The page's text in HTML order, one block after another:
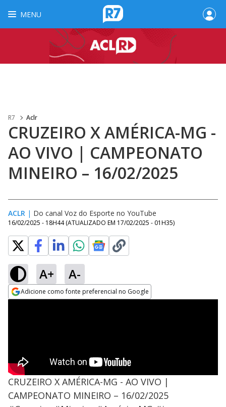
MENU
R7 Aclr
CRUZEIRO X AMÉRICA-MG -
AO VIVO | CAMPEONATO
MINEIRO – 16/02/2025
ACLR | Do canal Voz do Esporte no YouTube
16/02/2025 - 18H44 (ATUALIZADO EM 17/02/2025 - 01H35)
A+ A-
Adicione como fonte preferencial no Google
CRUZEIRO X AMÉRICA-MG - AO VIVO |
CAMPEONATO MINEIRO – 16/02/2025